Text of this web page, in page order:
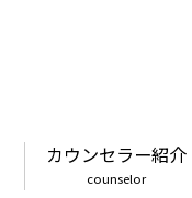
カウンセラー紹介
counselor